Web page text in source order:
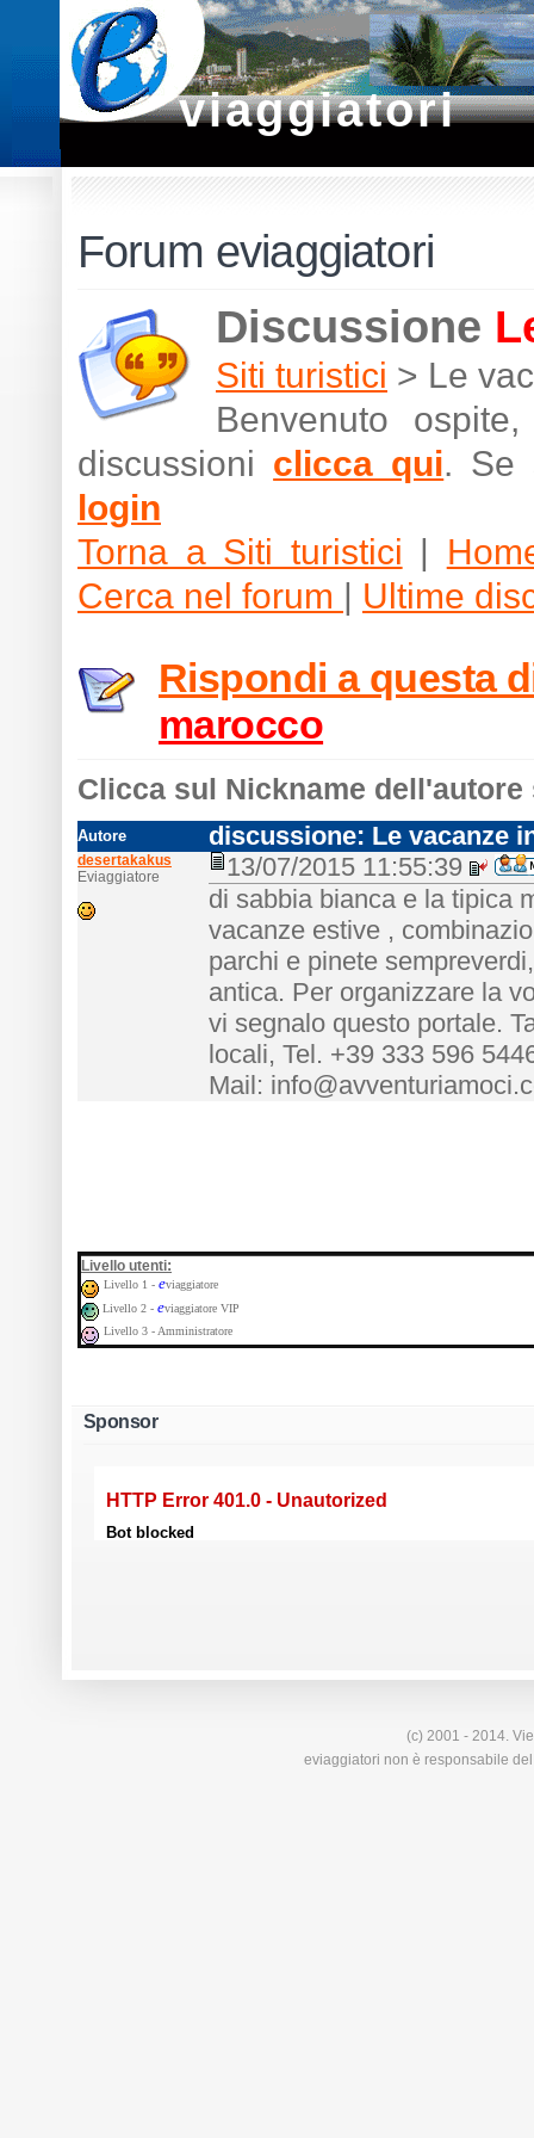
viaggiatori
Forum eviaggiatori
Discussione
Siti turistici > Le
Benvenuto
discussioni clicca qui. Se
login
Torna a Siti turistici |
Cerca nel forum | Ultime
Rispondi a questa
marocco
Clicca sul Nickname
Autore discussione: Le vacanze
desertakakus
Eviaggiatore
13/07/2015 11:55:39
di sabbia bianca e la tipica
vacanze estive ,
parchi e pinete
antica. Per organizzare la
vi segnalo questo portale.
locali, Tel. +39 333 596
Mail:
Livello utenti:
Livello 1 - eviaggiatore
Livello 2 - eviaggiatore VIP
Livello 3 - Amministratore
Sponsor
(c) 2001 - 2014.
eviaggiatori non è responsabile